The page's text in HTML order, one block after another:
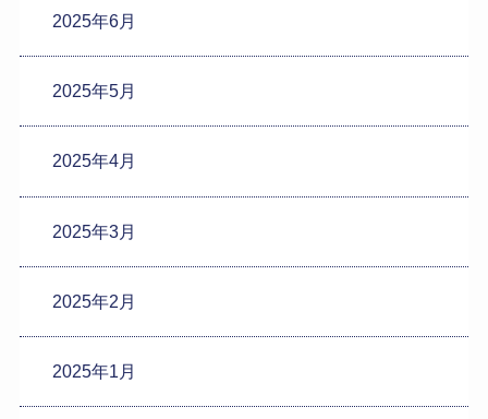
2025年6月
2025年5月
2025年4月
2025年3月
2025年2月
2025年1月